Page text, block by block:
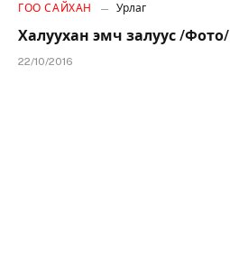
ГОО САЙХАН Урлаг
Халуухан эмч залуус /Фото/
22/10/2016